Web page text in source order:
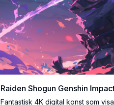
Raiden Shogun Genshin
Fantastisk 4K digital konst som